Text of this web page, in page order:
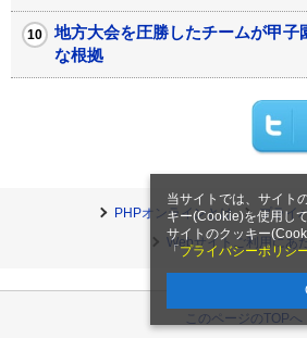
当サイトでは、サイト
キー(Cookie)を使用し
サイトのクッキー
「 プライバシーポリシ
地方大会を圧勝したチームが甲子
な根拠
PHPオンラインとは
プライ
Webサイトご利用にあ
このページのTOPへ